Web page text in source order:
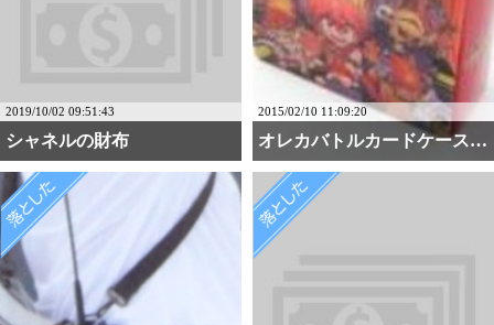
2019/10/02 09:51:43
シャネルの財布
2015/02/10 11:09:20
オレカバトルカードケース・・・